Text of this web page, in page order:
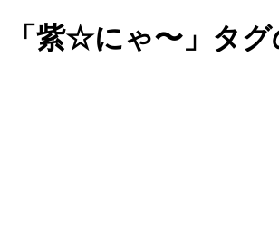
「紫☆にゃ〜」タ